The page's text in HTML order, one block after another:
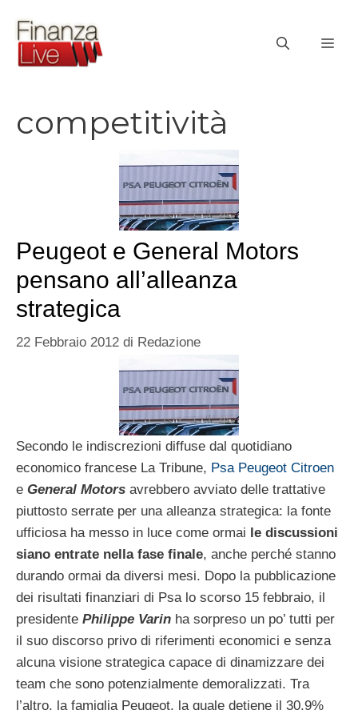
contenuto
competitività
Peugeot e General Motors
pensano all’alleanza
strategica
22 Febbraio 2012 di Redazione
Secondo le indiscrezioni diffuse dal quotidiano
economico francese La Tribune, Psa Peugeot Citroen
e General Motors avrebbero avviato delle trattative
piuttosto serrate per una alleanza strategica: la fonte
ufficiosa ha messo in luce come ormai le discussioni
siano entrate nella fase finale, anche perché stanno
durando ormai da diversi mesi. Dopo la pubblicazione
dei risultati finanziari di Psa lo scorso 15 febbraio, il
presidente Philippe Varin ha sorpreso un po’ tutti per
il suo discorso privo di riferimenti economici e senza
alcuna visione strategica capace di dinamizzare dei
team che sono potenzialmente demoralizzati. Tra
l’altro, la famiglia Peugeot, la quale detiene il 30,9%